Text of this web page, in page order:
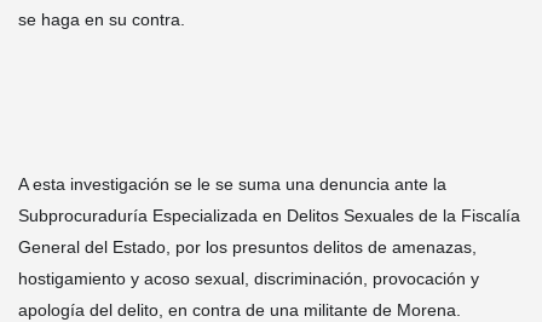
se haga en su contra.
A esta investigación se le se suma una denuncia ante la
Subprocuraduría Especializada en Delitos Sexuales de la Fiscalía
General del Estado, por los presuntos delitos de amenazas,
hostigamiento y acoso sexual, discriminación, provocación y
apología del delito, en contra de una militante de Morena.